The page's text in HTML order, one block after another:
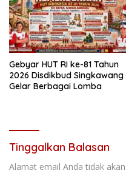
Gebyar HUT RI ke-81 Tahun
2026 Disdikbud Singkawang
Gelar Berbagai Lomba
Tinggalkan Balasan
Alamat email Anda tidak